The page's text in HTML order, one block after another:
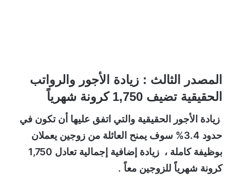
المصدر الثالث : زيادة الأجور والرواتب
الحقيقية تضيف 1,750 كرونة شهرياً
زيادة الأجور الحقيقية والتي اتفق عليها أن تكون في
حدود 3.4% سوف يمنح العائلة من زوجين يعملان
بوظيفة كاملة ، زيادة إضافية إجمالية تعادل 1,750
كرونة شهرياً للزوجين معاً .